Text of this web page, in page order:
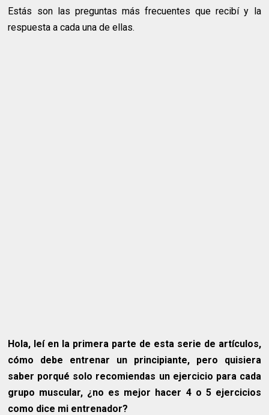
Estás son las preguntas más frecuentes que recibí y la
respuesta a cada una de ellas.
Hola, leí en la primera parte de esta serie de artículos,
cómo debe entrenar un principiante, pero quisiera
saber porqué solo recomiendas un ejercicio para cada
grupo muscular, ¿no es mejor hacer 4 o 5 ejercicios
como dice mi entrenador?